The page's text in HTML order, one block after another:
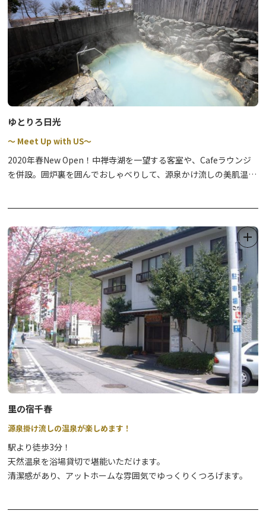
ゆとりろ日光
～ Meet Up with US～
2020年春New Open！中禅寺湖を一望する客室や、Cafeラウンジ
を併設。囲炉裏を囲んでおしゃべりして、源泉かけ流しの美肌温泉
里の宿千春
源泉掛け流しの温泉が楽しめます！
駅より徒歩3分！
天然温泉を浴場貸切で堪能いただけます。
清潔感があり、アットホームな雰囲気でゆっくりくつろげます。